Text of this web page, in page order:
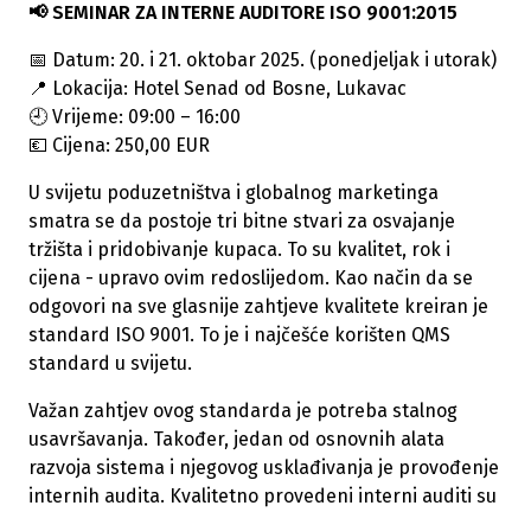
📢SEMINAR ZA INTERNE AUDITORE ISO 9001:2015
📅 Datum: 20. i 21. oktobar 2025. (ponedjeljak i utorak)
📍 Lokacija: Hotel Senad od Bosne, Lukavac
🕘 Vrijeme: 09:00 – 16:00
💶 Cijena: 250,00 EUR
U svijetu poduzetništva i globalnog marketinga
smatra se da postoje tri bitne stvari za osvajanje
tržišta i pridobivanje kupaca. To su kvalitet, rok i
cijena - upravo ovim redoslijedom. Kao način da se
odgovori na sve glasnije zahtjeve kvalitete kreiran je
standard ISO 9001. To je i najčešće korišten QMS
standard u svijetu.
Važan zahtjev ovog standarda je potreba stalnog
usavršavanja. Također, jedan od osnovnih alata
razvoja sistema i njegovog usklađivanja je provođenje
internih audita. Kvalitetno provedeni interni auditi su